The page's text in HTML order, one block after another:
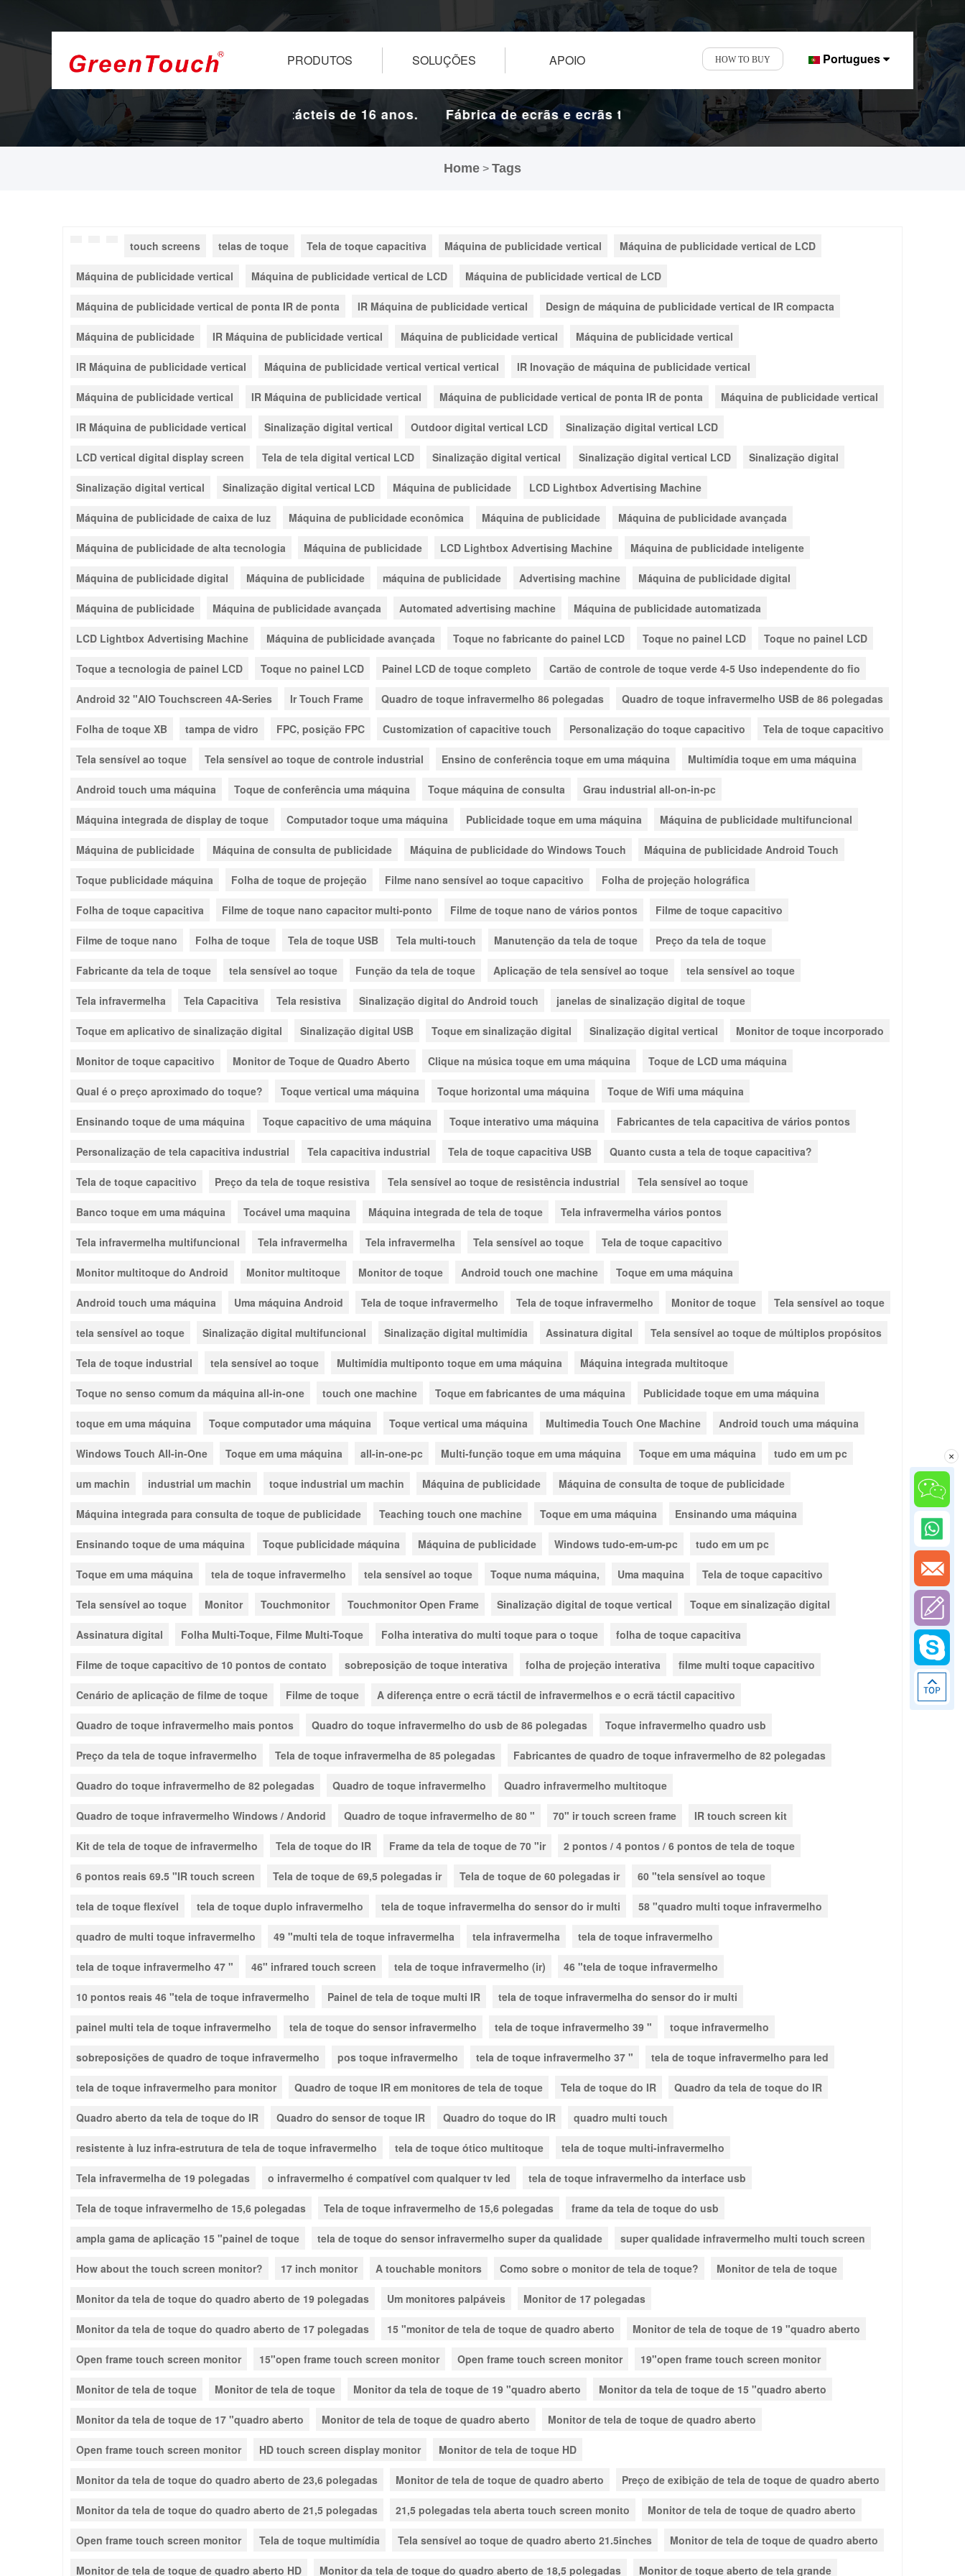
PRODUTOS SOLUÇÕES APOIO Portugues
HOW TO BUY
anos. Fábrica de ecrãs e ecrãs tácteis de 16 anos. Fábrica de ecrãs e ecrãs tácteis de 16 anos.
Home > Tags
touch screens telas de toque Tela de toque capacitiva Máquina de publicidade vertical Máquina de publicidade vertical de LCD
Máquina de publicidade vertical Máquina de publicidade vertical de LCD Máquina de publicidade vertical de LCD
Máquina de publicidade vertical de ponta IR de ponta IR Máquina de publicidade vertical Design de máquina de publicidade vertical de IR compacta
Máquina de publicidade IR Máquina de publicidade vertical Máquina de publicidade vertical Máquina de publicidade vertical
IR Máquina de publicidade vertical Máquina de publicidade vertical vertical vertical IR Inovação de máquina de publicidade vertical
Máquina de publicidade vertical IR Máquina de publicidade vertical Máquina de publicidade vertical de ponta IR de ponta Máquina de publicidade vertical
IR Máquina de publicidade vertical Sinalização digital vertical Outdoor digital vertical LCD Sinalização digital vertical LCD
LCD vertical digital display screen Tela de tela digital vertical LCD Sinalização digital vertical Sinalização digital vertical LCD Sinalização digital
Sinalização digital vertical Sinalização digital vertical LCD Máquina de publicidade LCD Lightbox Advertising Machine
Máquina de publicidade de caixa de luz Máquina de publicidade econômica Máquina de publicidade Máquina de publicidade avançada
Máquina de publicidade de alta tecnologia Máquina de publicidade LCD Lightbox Advertising Machine Máquina de publicidade inteligente
Máquina de publicidade digital Máquina de publicidade máquina de publicidade Advertising machine Máquina de publicidade digital
Máquina de publicidade Máquina de publicidade avançada Automated advertising machine Máquina de publicidade automatizada
LCD Lightbox Advertising Machine Máquina de publicidade avançada Toque no fabricante do painel LCD Toque no painel LCD Toque no painel LCD
Toque a tecnologia de painel LCD Toque no painel LCD Painel LCD de toque completo Cartão de controle de toque verde 4-5 Uso independente do fio
Android 32 "AIO Touchscreen 4A-Series Ir Touch Frame Quadro de toque infravermelho 86 polegadas Quadro de toque infravermelho USB de 86 polegadas
Folha de toque XB tampa de vidro FPC, posição FPC Customization of capacitive touch Personalização do toque capacitivo Tela de toque capacitivo
Tela sensível ao toque Tela sensível ao toque de controle industrial Ensino de conferência toque em uma máquina Multimídia toque em uma máquina
Android touch uma máquina Toque de conferência uma máquina Toque máquina de consulta Grau industrial all-on-in-pc
Máquina integrada de display de toque Computador toque uma máquina Publicidade toque em uma máquina Máquina de publicidade multifuncional
Máquina de publicidade Máquina de consulta de publicidade Máquina de publicidade do Windows Touch Máquina de publicidade Android Touch
Toque publicidade máquina Folha de toque de projeção Filme nano sensível ao toque capacitivo Folha de projeção holográfica
Folha de toque capacitiva Filme de toque nano capacitor multi-ponto Filme de toque nano de vários pontos Filme de toque capacitivo
Filme de toque nano Folha de toque Tela de toque USB Tela multi-touch Manutenção da tela de toque Preço da tela de toque
Fabricante da tela de toque tela sensível ao toque Função da tela de toque Aplicação de tela sensível ao toque tela sensível ao toque
Tela infravermelha Tela Capacitiva Tela resistiva Sinalização digital do Android touch janelas de sinalização digital de toque
Toque em aplicativo de sinalização digital Sinalização digital USB Toque em sinalização digital Sinalização digital vertical Monitor de toque incorporado
Monitor de toque capacitivo Monitor de Toque de Quadro Aberto Clique na música toque em uma máquina Toque de LCD uma máquina
Qual é o preço aproximado do toque? Toque vertical uma máquina Toque horizontal uma máquina Toque de Wifi uma máquina
Ensinando toque de uma máquina Toque capacitivo de uma máquina Toque interativo uma máquina Fabricantes de tela capacitiva de vários pontos
Personalização de tela capacitiva industrial Tela capacitiva industrial Tela de toque capacitiva USB Quanto custa a tela de toque capacitiva?
Tela de toque capacitivo Preço da tela de toque resistiva Tela sensível ao toque de resistência industrial Tela sensível ao toque
Banco toque em uma máquina Tocável uma maquina Máquina integrada de tela de toque Tela infravermelha vários pontos
Tela infravermelha multifuncional Tela infravermelha Tela infravermelha Tela sensível ao toque Tela de toque capacitivo
Monitor multitoque do Android Monitor multitoque Monitor de toque Android touch one machine Toque em uma máquina
Android touch uma máquina Uma máquina Android Tela de toque infravermelho Tela de toque infravermelho Monitor de toque Tela sensível ao toque
tela sensível ao toque Sinalização digital multifuncional Sinalização digital multimídia Assinatura digital Tela sensível ao toque de múltiplos propósitos
Tela de toque industrial tela sensível ao toque Multimídia multiponto toque em uma máquina Máquina integrada multitoque
Toque no senso comum da máquina all-in-one touch one machine Toque em fabricantes de uma máquina Publicidade toque em uma máquina
toque em uma máquina Toque computador uma máquina Toque vertical uma máquina Multimedia Touch One Machine Android touch uma máquina
Windows Touch All-in-One Toque em uma máquina all-in-one-pc Multi-função toque em uma máquina Toque em uma máquina tudo em um pc
um machin industrial um machin toque industrial um machin Máquina de publicidade Máquina de consulta de toque de publicidade
Máquina integrada para consulta de toque de publicidade Teaching touch one machine Toque em uma máquina Ensinando uma máquina
Ensinando toque de uma máquina Toque publicidade máquina Máquina de publicidade Windows tudo-em-um-pc tudo em um pc
Toque em uma máquina tela de toque infravermelho tela sensível ao toque Toque numa máquina, Uma maquina Tela de toque capacitivo
Tela sensível ao toque Monitor Touchmonitor Touchmonitor Open Frame Sinalização digital de toque vertical Toque em sinalização digital
Assinatura digital Folha Multi-Toque, Filme Multi-Toque Folha interativa do multi toque para o toque folha de toque capacitiva
Filme de toque capacitivo de 10 pontos de contato sobreposição de toque interativa folha de projeção interativa filme multi toque capacitivo
Cenário de aplicação de filme de toque Filme de toque A diferença entre o ecrã táctil de infravermelhos e o ecrã táctil capacitivo
Quadro de toque infravermelho mais pontos Quadro do toque infravermelho do usb de 86 polegadas Toque infravermelho quadro usb
Preço da tela de toque infravermelho Tela de toque infravermelha de 85 polegadas Fabricantes de quadro de toque infravermelho de 82 polegadas
Quadro do toque infravermelho de 82 polegadas Quadro de toque infravermelho Quadro infravermelho multitoque
Quadro de toque infravermelho Windows / Andorid Quadro de toque infravermelho de 80 " 70" ir touch screen frame IR touch screen kit
Kit de tela de toque de infravermelho Tela de toque do IR Frame da tela de toque de 70 "ir 2 pontos / 4 pontos / 6 pontos de tela de toque
6 pontos reais 69.5 "IR touch screen Tela de toque de 69,5 polegadas ir Tela de toque de 60 polegadas ir 60 "tela sensível ao toque
tela de toque flexível tela de toque duplo infravermelho tela de toque infravermelha do sensor do ir multi 58 "quadro multi toque infravermelho
quadro de multi toque infravermelho 49 "multi tela de toque infravermelha tela infravermelha tela de toque infravermelho
tela de toque infravermelho 47 " 46" infrared touch screen tela de toque infravermelho (ir) 46 "tela de toque infravermelho
10 pontos reais 46 "tela de toque infravermelho Painel de tela de toque multi IR tela de toque infravermelha do sensor do ir multi
painel multi tela de toque infravermelho tela de toque do sensor infravermelho tela de toque infravermelho 39 " toque infravermelho
sobreposições de quadro de toque infravermelho pos toque infravermelho tela de toque infravermelho 37 " tela de toque infravermelho para led
tela de toque infravermelho para monitor Quadro de toque IR em monitores de tela de toque Tela de toque do IR Quadro da tela de toque do IR
Quadro aberto da tela de toque do IR Quadro do sensor de toque IR Quadro do toque do IR quadro multi touch
resistente à luz infra-estrutura de tela de toque infravermelho tela de toque ótico multitoque tela de toque multi-infravermelho
Tela infravermelha de 19 polegadas o infravermelho é compatível com qualquer tv led tela de toque infravermelho da interface usb
Tela de toque infravermelho de 15,6 polegadas Tela de toque infravermelho de 15,6 polegadas frame da tela de toque do usb
ampla gama de aplicação 15 "painel de toque tela de toque do sensor infravermelho super da qualidade super qualidade infravermelho multi touch screen
How about the touch screen monitor? 17 inch monitor A touchable monitors Como sobre o monitor de tela de toque? Monitor de tela de toque
Monitor da tela de toque do quadro aberto de 19 polegadas Um monitores palpáveis Monitor de 17 polegadas
Monitor da tela de toque do quadro aberto de 17 polegadas 15 "monitor de tela de toque de quadro aberto Monitor de tela de toque de 19 "quadro aberto
Open frame touch screen monitor 15"open frame touch screen monitor Open frame touch screen monitor 19"open frame touch screen monitor
Monitor de tela de toque Monitor de tela de toque Monitor da tela de toque de 19 "quadro aberto Monitor da tela de toque de 15 "quadro aberto
Monitor da tela de toque de 17 "quadro aberto Monitor de tela de toque de quadro aberto Monitor de tela de toque de quadro aberto
Open frame touch screen monitor HD touch screen display monitor Monitor de tela de toque HD
Monitor da tela de toque do quadro aberto de 23,6 polegadas Monitor de tela de toque de quadro aberto Preço de exibição de tela de toque de quadro aberto
Monitor da tela de toque do quadro aberto de 21,5 polegadas 21,5 polegadas tela aberta touch screen monito Monitor de tela de toque de quadro aberto
Open frame touch screen monitor Tela de toque multimídia Tela sensível ao toque de quadro aberto 21.5inches Monitor de tela de toque de quadro aberto
Monitor de tela de toque de quadro aberto HD Monitor da tela de toque do quadro aberto de 18,5 polegadas Monitor de toque aberto de tela grande
×